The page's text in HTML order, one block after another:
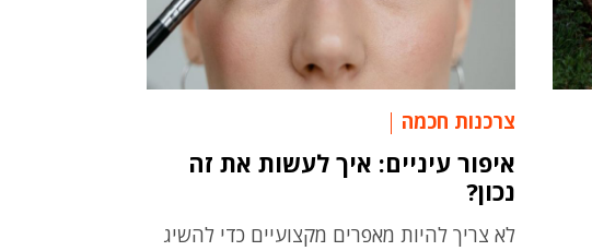
צרכנות חכמה
איפור עיניים: איך לעשות את זה
נכון?
לא צריך להיות מאפרים מקצועיים כדי להשיג